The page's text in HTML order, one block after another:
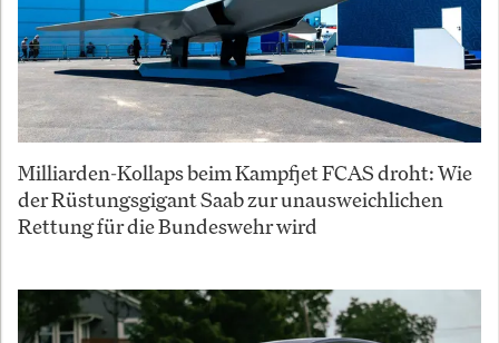
Milliarden-Kollaps beim Kampfjet FCAS droht: Wie
der Rüstungsgigant Saab zur unausweichlichen
Rettung für die Bundeswehr wird